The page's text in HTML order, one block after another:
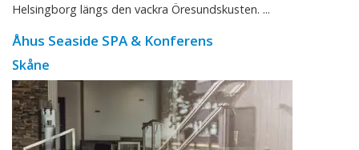
Helsingborg längs den vackra Öresundskusten. ...
Åhus Seaside SPA & Konferens
Skåne